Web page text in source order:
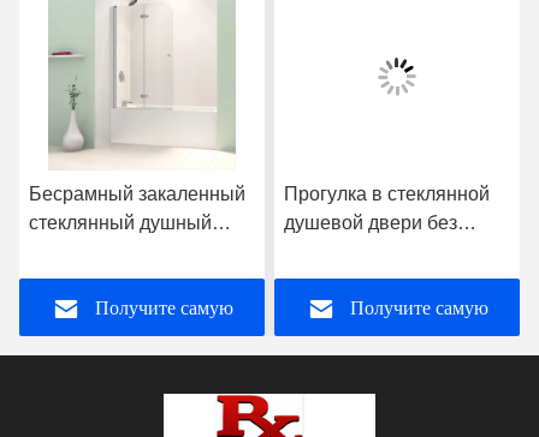
Бесрамный закаленный
стеклянный душный
хром для ванны
Получите самую
Прогулка в стеклянной
душевой двери без
полированный край
Получите самую